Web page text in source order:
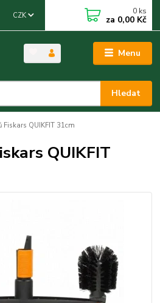
Menu
CZK
Hledat
0 ks
za 0,00 Kč
Fiskars QUIKFIT 31cm
QUIKFIT